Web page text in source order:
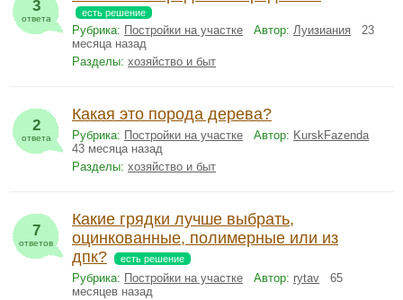
3
ответа
есть решение
Рубрика: Постройки на участке Автор: Луизиания 23
месяца назад
Разделы: хозяйство и быт
2
ответа
Какая это порода дерева?
Рубрика: Постройки на участке Автор: KurskFazenda
43 месяца назад
Разделы: хозяйство и быт
7
ответов
Какие грядки лучше выбрать,
оцинкованные, полимерные или из
дпк?
есть решение
Рубрика: Постройки на участке Автор: rytav 65
месяцев назад